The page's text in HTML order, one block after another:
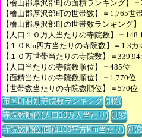
【檜山郡厚沢部町の面積ランキング】
【檜山郡厚沢部町の世帯数】＝1,765世
【檜山郡厚沢部町の世帯数ランキング
【人口１０万人当たりの寺院数】＝
【１０Km四方当たりの寺院数】＝1.3カ
【１０万世帯当たりの寺院数】＝
【人口当たりの寺院数順位】＝485位
【面積当たりの寺院数順位】＝1,770位
【世帯数当たりの寺院数順位】＝570位
市区町村別寺院数ランキング 別窓
寺院数順位(人口10万人当たり) 別窓
寺院数順位(面積100平方Km当たり) 別窓